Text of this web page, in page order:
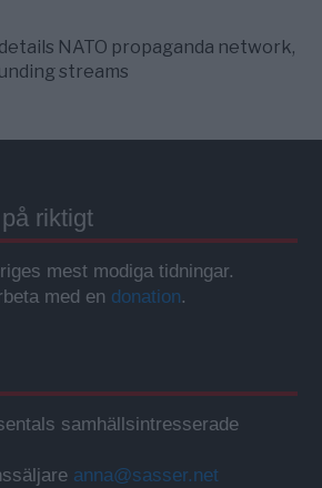
NATO propaganda network,
streams
riktigt
mest modiga tidningar.
med en donation.
samhällsintresserade
anna@sasser.net